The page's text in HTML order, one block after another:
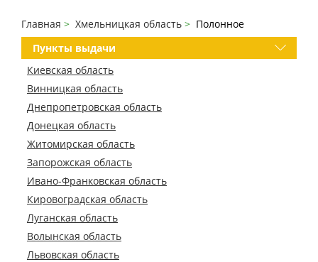
Главная Хмельницкая область
Полонное
Пункты выдачи
Киевская область
Винницкая область
Днепропетровская область
Донецкая область
Житомирская область
Запорожская область
Ивано-Франковская область
Кировоградская область
Луганская область
Волынская область
Львовская область